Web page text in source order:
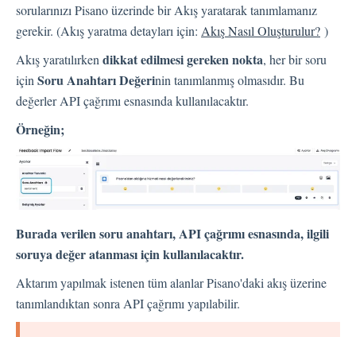
Geri Bildirim
Müşteri Yanıtlama
Geri Bildirimlerle İlgili Sorular
Dışarı Aktar
Atama
Akışlar
Soru Türleri
Butonlar
KVKK
Akış Sayfaları
Akış Ayarları
sorularınızı Pisano üzerinde bir Akış yaratarak tanımlamanız
gerekir. (Akış yaratma detayları için: Akış Nasıl Oluşturulur? )
Akış yaratılırken dikkat edilmesi gereken nokta, her bir soru
için Soru Anahtarı Değerinin tanımlanmış olmasıdır. Bu
değerler API çağrımı esnasında kullanılacaktır.
Örneğin;
Burada verilen soru anahtarı, API çağrımı esnasında, ilgili
soruya değer atanması için kullanılacaktır.
Aktarım yapılmak istenen tüm alanlar Pisano'daki akış üzerine
tanımlandıktan sonra API çağrımı yapılabilir.